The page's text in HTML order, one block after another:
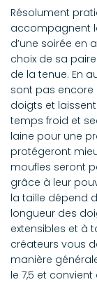
Résolument
accompagnent
d’une soirée en
choix de sa
de la tenue. En
sont pas encore
doigts et
temps froid et
laine pour une
protégeront
moufles seront
grâce à leur
la taille dépend
longueur des
extensibles et à
créateurs vous
manière
le 7,5 et